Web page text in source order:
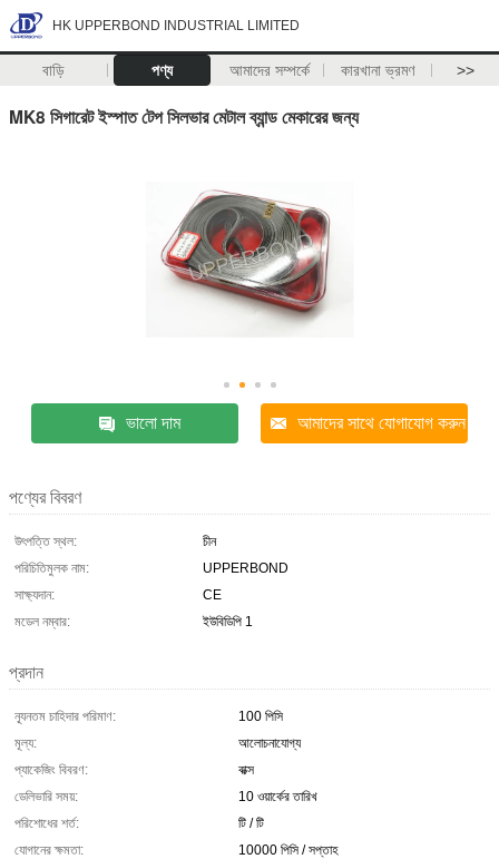
HK UPPERBOND INDUSTRIAL LIMITED
বাড়ি পণ্য আমাদের সম্পর্কে কারখানা ভ্রমণ >>
MK8 সিগারেট ইস্পাত টেপ সিলভার মেটাল ব্যান্ড মেকারের জন্য
ভালো দাম আমাদের সাথে যোগাযোগ করুন
পণ্যের বিবরণ
উৎপত্তি স্থল:
চীন
পরিচিতিমুলক নাম:
UPPERBOND
সাক্ষ্যদান:
CE
মডেল নম্বার:
ইউবিডিপি 1
প্রদান
ন্যূনতম চাহিদার পরিমাণ:
100 পিসি
মূল্য:
আলোচনাযোগ্য
প্যাকেজিং বিবরণ:
বাক্স
ডেলিভারি সময়:
10 ওয়ার্কের তারিখ
পরিশোধের শর্ত:
টি / টি
যোগানের ক্ষমতা:
10000 পিসি / সপ্তাহ